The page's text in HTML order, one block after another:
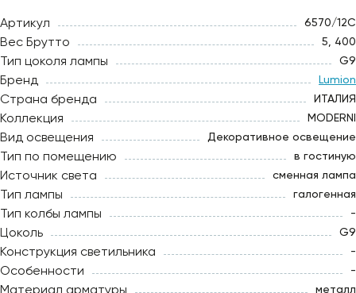
Артикул 6570/12C
Вес Брутто 5, 400
Тип цоколя лампы G9
Бренд Lumion
Страна бренда ИТАЛИЯ
Коллекция MODERNI
Вид освещения Декоративное освещение
Тип по помещению в гостиную
Источник света сменная лампа
Тип лампы галогенная
Тип колбы лампы -
Цоколь G9
Конструкция светильника -
Особенности -
Материал арматуры металл